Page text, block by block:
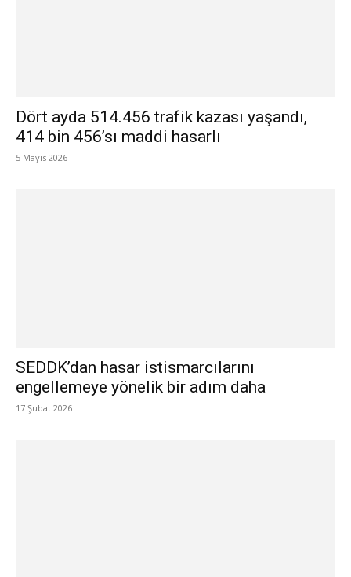
Dört ayda 514.456 trafik kazası yaşandı,
414 bin 456’sı maddi hasarlı
5 Mayıs 2026
SEDDK’dan hasar istismarcılarını
engellemeye yönelik bir adım daha
17 Şubat 2026